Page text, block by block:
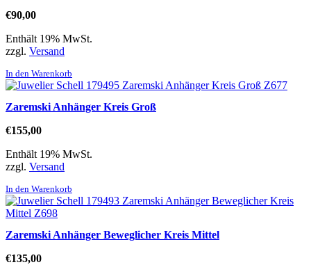
€90,00
Enthält 19% MwSt.
zzgl. Versand
In den Warenkorb
Zaremski Anhänger Kreis Groß
€155,00
Enthält 19% MwSt.
zzgl. Versand
In den Warenkorb
Zaremski Anhänger Beweglicher Kreis Mittel
€135,00